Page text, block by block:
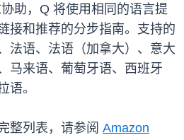
助，Q 将使用相同的语言提
接和推荐的分步指南。支持的
法语、法语（加拿大）、意大
马来语、葡萄牙语、西班牙
语。
整列表，请参阅 Amazon